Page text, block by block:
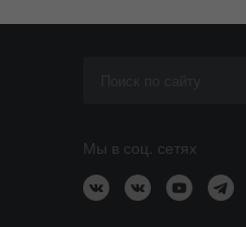
Мы в соц. сетях